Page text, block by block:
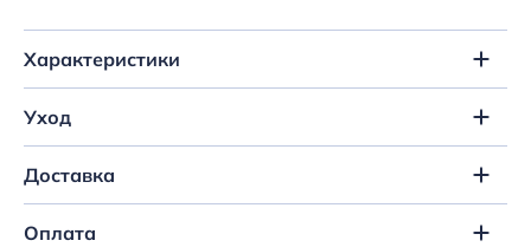
Характеристики
Уход
Доставка
Оплата